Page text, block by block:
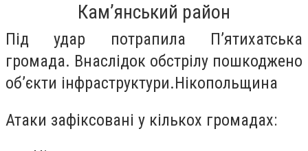
Кам’янський район
Під удар потрапила П’ятихатська
громада. Внаслідок обстрілу пошкоджено
об’єкти інфраструктури.Нікопольщина
Атаки зафіксовані у кількох громадах: